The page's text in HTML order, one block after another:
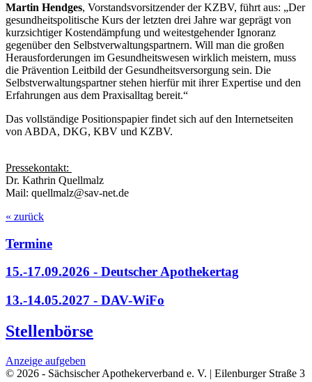
Martin Hendges, Vorstandsvorsitzender der KZBV, führt aus: „Der
gesundheitspolitische Kurs der letzten drei Jahre war geprägt von
kurzsichtiger Kostendämpfung und weitestgehender Ignoranz
gegenüber den Selbstverwaltungspartnern. Will man die großen
Herausforderungen im Gesundheitswesen wirklich meistern, muss
die Prävention Leitbild der Gesundheitsversorgung sein. Die
Selbstverwaltungspartner stehen hierfür mit ihrer Expertise und den
Erfahrungen aus dem Praxisalltag bereit.“
Das vollständige Positionspapier findet sich auf den Internetseiten
von ABDA, DKG, KBV und KZBV.
Pressekontakt:
Dr. Kathrin Quellmalz
Mail: quellmalz@sav-net.de
« zurück
Termine
15.-17.09.2026 - Deutscher Apothekertag
13.-14.05.2027 - DAV-WiFo
Stellenbörse
Anzeige aufgeben
© 2026 - Sächsischer Apothekerverband e. V. | Eilenburger Straße 3